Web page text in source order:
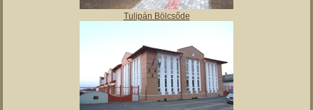
Tulipán Bölcsőde